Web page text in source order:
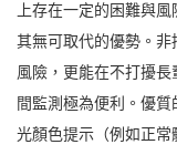
上存在一定的困難與
其無可取代的優勢。
風險，更能在不打擾
間監測極為便利。優質
光顏色提示（例如正